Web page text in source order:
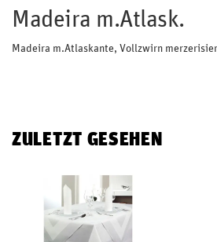
Madeira m.Atlask.
Madeira m.Atlaskante, Vollzwirn
ZULETZT GESEHEN